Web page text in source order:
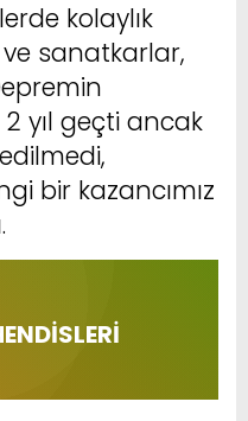
kolaylık
sanatkarlar,
yıl geçti ancak
bir kazancımız